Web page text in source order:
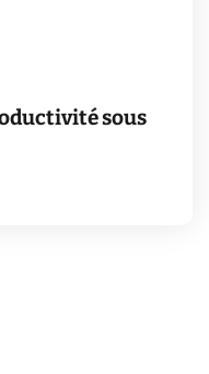
sous